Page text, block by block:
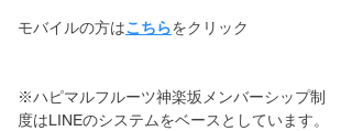
​モバイルの方はこちらをクリック
※ハピマルフルーツ神楽坂メンバーシップ制
度はLINEのシステムをベースとしています。